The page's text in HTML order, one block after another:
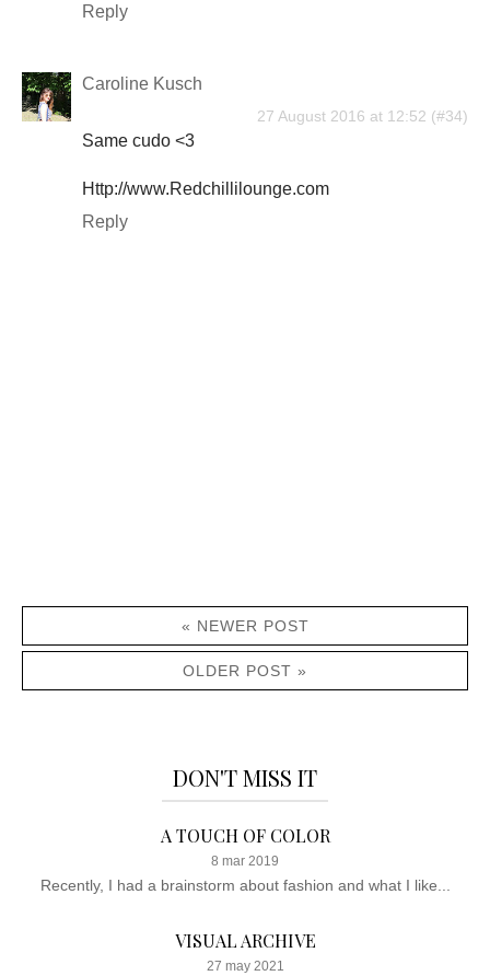
Reply
Caroline Kusch
27 August 2016 at 12:52
Same cudo <3
Http://www.Redchillilounge.com
Reply
« NEWER POST
OLDER POST »
DON'T MISS IT
A TOUCH OF COLOR
8 mar 2019
Recently, I had a brainstorm about fashion and what I like...
VISUAL ARCHIVE
27 may 2021